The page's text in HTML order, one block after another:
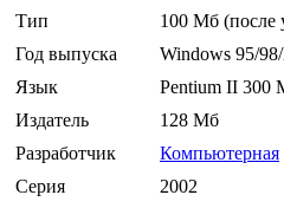
Тип
100 Мб (после
Год выпуска
Windows 95/
Язык
Pentium II 300
Издатель
128 Мб
Разработчик
Компьютерная
Серия
2002